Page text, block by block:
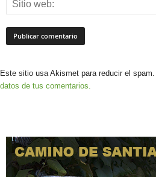
Este sitio usa Akismet para reducir el spam.
datos de tus comentarios.